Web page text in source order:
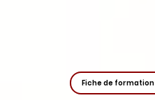
Fiche de formation